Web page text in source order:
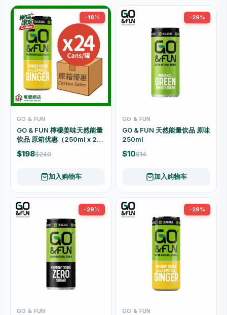
-18%
GO & FUN
GO & FUN 檸檬姜味天然能量
饮品 原箱优惠（250ml x 24
罐）
$198$240
加入购物车
-29%
GO & FUN
GO & FUN 天然能量饮品 原味
250ml
$10$14
加入购物车
-29%
GO & FUN
-29%
GO & FUN